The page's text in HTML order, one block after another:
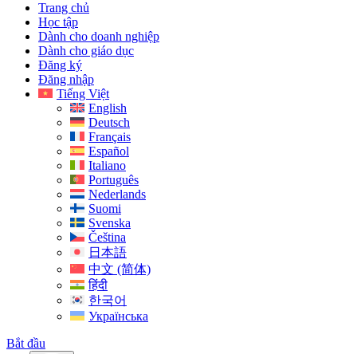
Trang chủ
Học tập
Dành cho doanh nghiệp
Dành cho giáo dục
Đăng ký
Đăng nhập
Tiếng Việt
English
Deutsch
Français
Español
Italiano
Português
Nederlands
Suomi
Svenska
Čeština
日本語
中文 (简体)
हिंदी
한국어
Українська
Bắt đầu